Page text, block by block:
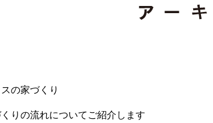
の家づくり
りの流れについてご紹介します